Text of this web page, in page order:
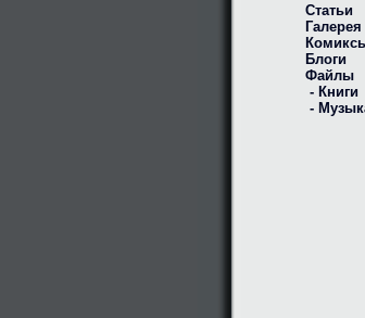
Статьи
Галерея
Блоги
Файлы
- Книги
-